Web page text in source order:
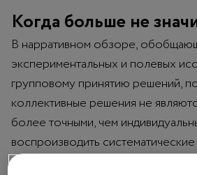
Когда больше не
В нарративном обзоре,
экспериментальных и полевых
групповому принятию решений,
коллективные решения не
более точными, чем
воспроизводить
искажения, особенно в условиях